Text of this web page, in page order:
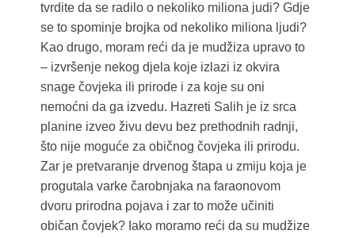
tvrdite da se radilo o nekoliko miliona judi? Gdje
se to spominje brojka od nekoliko miliona ljudi?
Kao drugo, moram reći da je mudžiza upravo to
– izvršenje nekog djela koje izlazi iz okvira
snage čovjeka ili prirode i za koje su oni
nemoćni da ga izvedu. Hazreti Salih je iz srca
planine izveo živu devu bez prethodnih radnji,
što nije moguće za običnog čovjeka ili prirodu.
Zar je pretvaranje drvenog štapa u zmiju koja je
progutala varke čarobnjaka na faraonovom
dvoru prirodna pojava i zar to može učiniti
običan čovjek? Iako moramo reći da su mudžize